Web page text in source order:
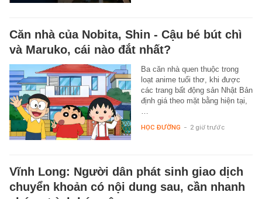
Căn nhà của Nobita, Shin - Cậu bé bút chì
và Maruko, cái nào đắt nhất?
Ba căn nhà quen thuộc trong
loạt anime tuổi thơ, khi được
các trang bất động sản Nhật Bản
định giá theo mặt bằng hiện tại,
…
HỌC ĐƯỜNG - 2 giờ trước
Vĩnh Long: Người dân phát sinh giao dịch
chuyển khoản có nội dung sau, cần nhanh